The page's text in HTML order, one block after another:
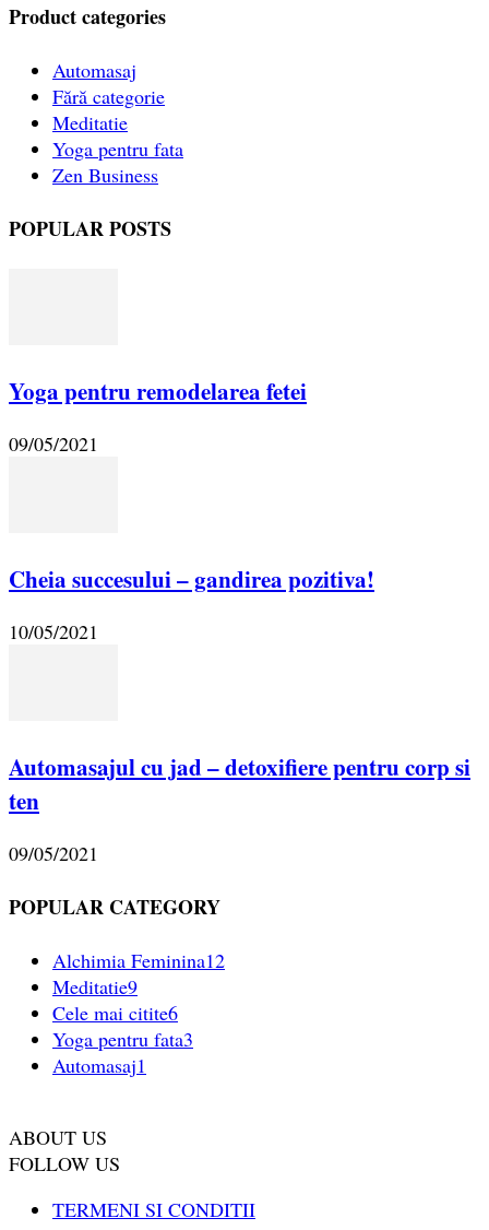
Product categories
Automasaj
Fără categorie
Meditatie
Yoga pentru fata
Zen Business
POPULAR POSTS
Yoga pentru remodelarea fetei
09/05/2021
Cheia succesului – gandirea pozitiva!
10/05/2021
Automasajul cu jad – detoxifiere pentru corp si
ten
09/05/2021
POPULAR CATEGORY
Alchimia Feminina12
Meditatie9
Cele mai citite6
Yoga pentru fata3
Automasaj1
ABOUT US
FOLLOW US
TERMENI SI CONDITII